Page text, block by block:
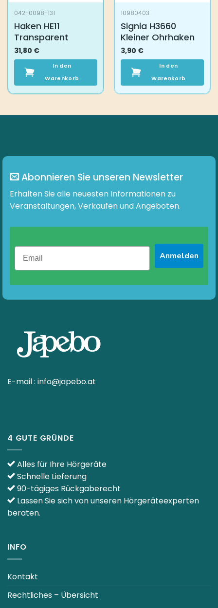
042-0098-131
Haken HE11
Transparent
31,80 €
In den
Warenkorb
10980403
Signia H3660
Kleiner Ohrhaken
3,90 €
In den
Warenkorb
Abonnieren Sie unseren Newsletter
Erhalten Sie alle neuesten Informationen zu
Veranstaltungen, Verkäufen und Angeboten.
Anmelden
E-mail : info@japebo.at
4 GUTE GRÜNDE
Alles für Ihre Hörgeräte
Schnelle Lieferung
90-tägiges Rückgaberecht
Lassen Sie sich von unseren Hörgeräteexperten
beraten.
INFO
Kontakt
Rechtliches – Übersicht